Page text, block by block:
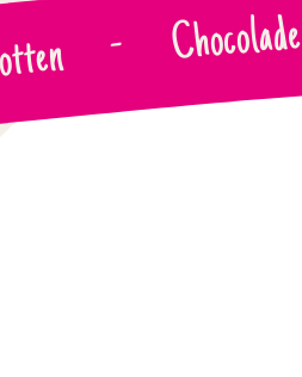
- Chocolade